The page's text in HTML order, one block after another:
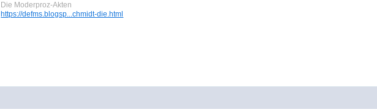
Die Moderproz-Akten
https://defms.blogsp...chmidt-die.html